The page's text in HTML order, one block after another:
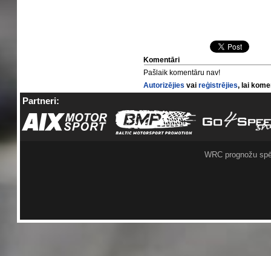
Komentāri
Pašlaik komentāru nav!
Autorizējies vaireģistrējies, lai
Partneri:
WRC prognožu